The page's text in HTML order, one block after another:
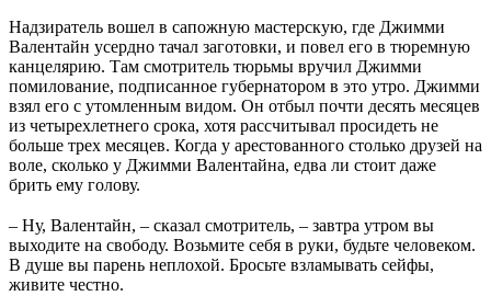
Надзиратель вошел в сапожную мастерскую, где Джимми
Валентайн усердно тачал заготовки, и повел его в тюремную
канцелярию. Там смотритель тюрьмы вручил Джимми
помилование, подписанное губернатором в это утро. Джимми
взял его с утомленным видом. Он отбыл почти десять месяцев
из четырехлетнего срока, хотя рассчитывал просидеть не
больше трех месяцев. Когда у арестованного столько друзей на
воле, сколько у Джимми Валентайна, едва ли стоит даже
брить ему голову.
– Ну, Валентайн, – сказал смотритель, – завтра утром вы
выходите на свободу. Возьмите себя в руки, будьте человеком.
В душе вы парень неплохой. Бросьте взламывать сейфы,
живите честно.